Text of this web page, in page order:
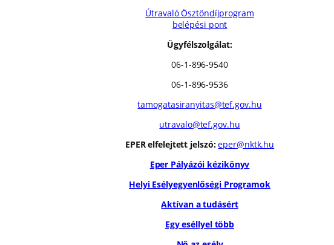
Útravaló Ösztöndíjprogram
belépési pont
Ügyfélszolgálat:
06-1-896-9540
06-1-896-9536
tamogatasiranyitas@tef.gov.hu
utravalo@tef.gov.hu
EPER elfelejtett jelszó: eper@nktk.hu
Eper Pályázói kézikönyv
Helyi Esélyegyenlőségi Programok
Aktívan a tudásért
Egy eséllyel több